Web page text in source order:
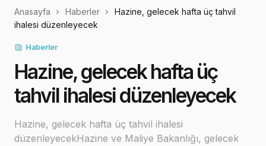
Anasayfa Haberler
Hazine, gelecek hafta üç tahvil
ihalesi düzenleyecek
Haberler
Hazine, gelecek hafta üç
tahvil ihalesi düzenleyecek
Hazine, gelecek hafta üç tahvil ihalesi
düzenleyecekHazine ve Maliye Bakanlığı, gelecek